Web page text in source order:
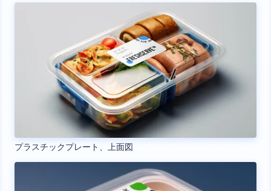
プラスチックプレート、上面図